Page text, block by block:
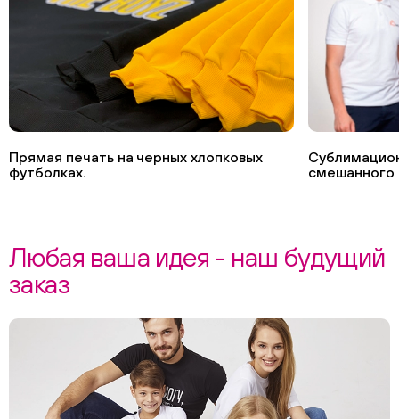
Прямая печать на черных хлопковых
футболках.
смешанного
Любая ваша идея - наш будущий
заказ